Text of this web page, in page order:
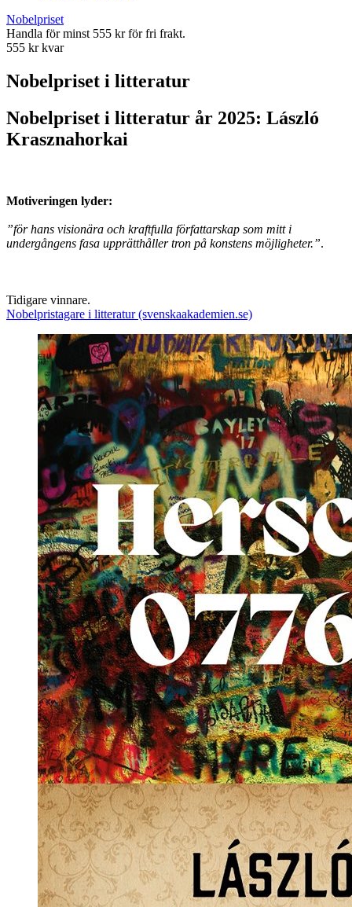
Nobelpriset
Handla för minst 555 kr för fri frakt.
555 kr kvar
Nobelpriset i litteratur
Nobelpriset i litteratur år 2025: László
Krasznahorkai
Motiveringen lyder:
”för hans visionära och kraftfulla författarskap som mitt i
undergångens fasa upprätthåller tron på konstens möjligheter.”.
Tidigare vinnare.
Nobelpristagare i litteratur (svenskaakademien.se)